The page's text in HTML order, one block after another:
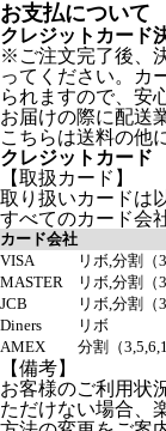
お支払について
クレジットカード
※ご注文完了後、
ってください。カ
られますので、安
お届けの際に配送
こちらは送料の他
クレジットカード
【取扱カード】
取り扱いカードは
すべてのカード会
カード会社
VISA
リボ,分割（
MASTER
リボ,分割（
JCB
リボ,分割（
Diners
リボ
AMEX
分割（
【備考】
お客様のご利用状
ただけない場合、